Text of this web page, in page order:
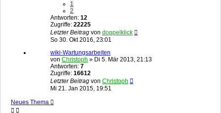
1
2
Antworten: 12
Zugriffe: 22225
Letzter Beitrag von doppelklick
So 30. Okt 2016, 23:01
wiki-Wartungsarbeiten
von Christoph » Di 5. Mär 2013, 21:13
Antworten: 7
Zugriffe: 16612
Letzter Beitrag von Christoph
Mi 21. Jan 2015, 19:51
Neues Thema